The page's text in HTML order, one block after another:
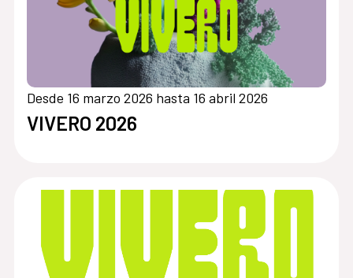
Desde 16 marzo 2026 hasta 16 abril 2026
VIVERO 2026